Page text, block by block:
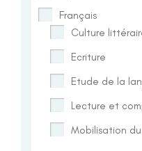
Français
Culture
Ecriture
Etude de la
Lecture et
Mobilisation